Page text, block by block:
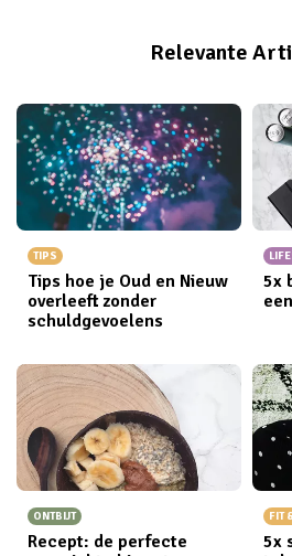
Relevante
TIPS
Tips hoe je Oud en Nieuw
overleeft zonder
schuldgevoelens
5x
ONTBIJT
Recept: de perfecte
FIT
5x